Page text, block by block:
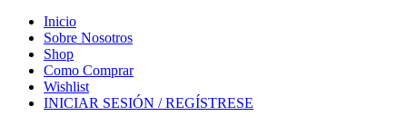
Inicio
Sobre Nosotros
Shop
Como Comprar
Wishlist
INICIAR SESIÓN / REGÍSTRESE